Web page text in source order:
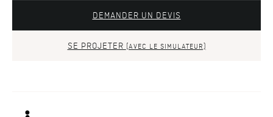
DEMANDER UN DEVIS
SE PROJETER (AVEC LE SIMULATEUR)